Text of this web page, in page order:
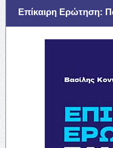
Επίκαιρη Ερώτηση: